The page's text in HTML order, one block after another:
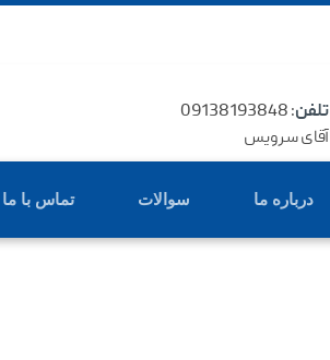
تلفن: 09138193848
آقای سرویس
درباره ما سوالات تماس با ما